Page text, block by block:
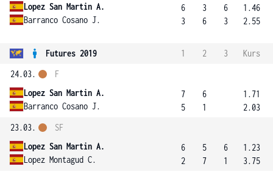
Lopez San Martin A.
Barranco Cosano J.
6
3
3
6
6
3
1.46
2.55
Futures 2019 1 2 3
Kurs
24.03.
Lopez San Martin A.
Barranco Cosano J.
F
7
5
6
1
1.71
2.03
23.03.
Lopez San Martin A.
Lopez Montagud C.
SF
6
2
5
7
6
1
1.23
3.75